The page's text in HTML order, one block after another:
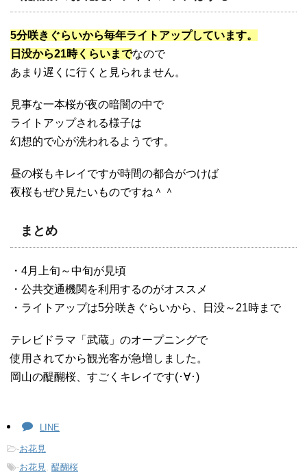
5分咲きぐらいから毎年ライトアップしています。
日没から21時くらいまでなので
あまり遅くに行くと見られません。
見事な一本桜が夜の暗闇の中で
ライトアップされる様子は
幻想的で心が洗われるようです。
昼の桜もキレイですが時間の都合がつけば
夜桜もぜひ見たいものですね＾＾
まとめ
・4月上旬～中旬が見頃
・公共交通機関を利用するのがオススメ
・ライトアップは5分咲きぐらいから、日没～21時まで
テレビドラマ「武蔵」のオープニングで
使用されてから観光客が急増しました。
岡山の醍醐桜、すごくキレイです(･∀･)
LINE
-お花見
-お花見, 醍醐桜